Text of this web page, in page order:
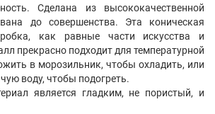
Сделана из высококачественной
до совершенства. Эта коническая
как равные части искусства и
прекрасно подходит для температурной
в морозильник, чтобы охладить, или
воду, чтобы подогреть.
является гладким, не пористый, и